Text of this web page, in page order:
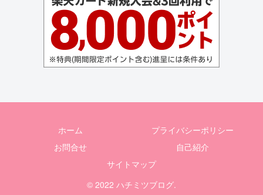
ホーム
プライバシーポリシー
お問合せ
自己紹介
サイトマップ
© 2022 ハチミツブログ.